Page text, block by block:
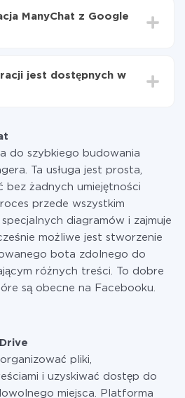
Drive
zajmuje średnio 10-15
ManyChat z Google
która faktycznie jest
z Twoich systemów do
się na płatną. Więcej
jest dostępnych w
do szybkiego budowania
Ta usługa jest prosta,
bez żadnych umiejętności
przede wszystkim
diagramów i zajmuje
możliwe jest stworzenie
bota zdolnego do
różnych treści. To dobre
są obecne na Facebooku.
pliki,
i uzyskiwać dostęp do
miejsca. Platforma